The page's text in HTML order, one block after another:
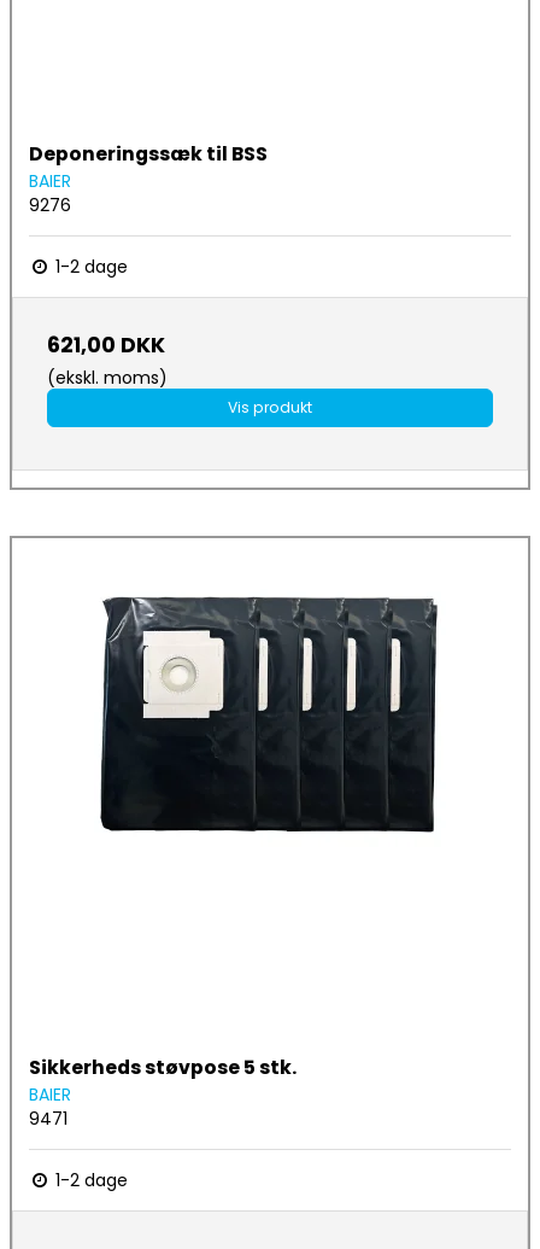
Deponeringssæk til BSS
BAIER
9276
1-2 dage
621,00 DKK
(ekskl. moms)
Vis produkt
Sikkerheds støvpose 5 stk.
BAIER
9471
1-2 dage